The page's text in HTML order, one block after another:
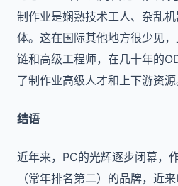
制作业是娴熟技术工人、杂乱
体。这在国际其他地方很少见
链和高级工程师，在几十年的
了制作业高级人才和上下游资源
结语
近年来，PC的光辉逐步闭幕，
（常年排名第二）的品牌，近